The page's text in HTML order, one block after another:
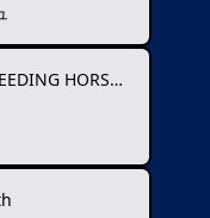
HORSE SHOW